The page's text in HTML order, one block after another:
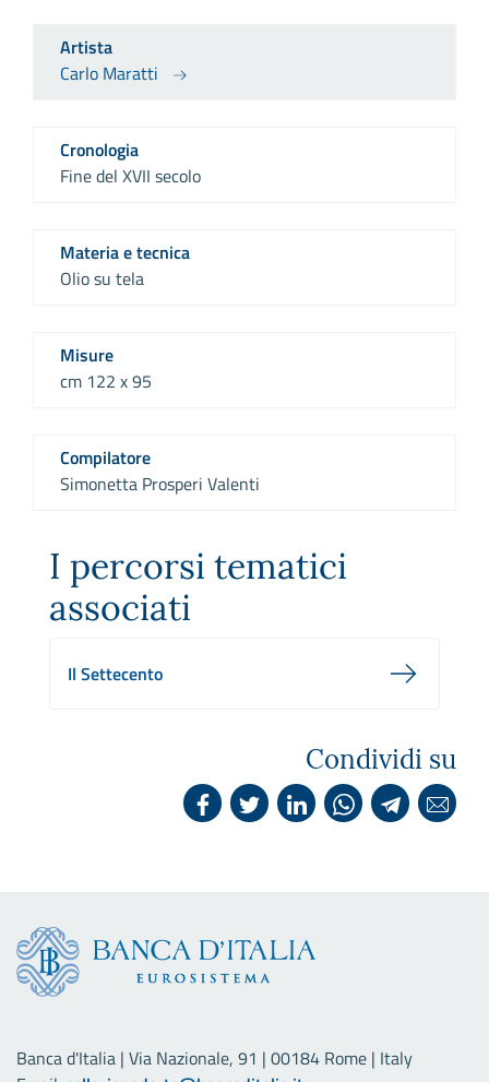
Artista
Carlo Maratti
Cronologia
Fine del XVII secolo
Materia e tecnica
Olio su tela
Misure
cm 122 x 95
Compilatore
Simonetta Prosperi Valenti
I percorsi tematici
associati
Il Settecento
Condividi su
Banca d'Italia | Via Nazionale, 91 | 00184 Rome | Italy